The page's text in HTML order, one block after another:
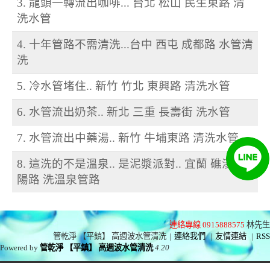
3. 龍頭一轉流出咖啡... 台北 松山 民生東路 清
洗水管
4. 十年管路不需清洗...台中 西屯 成都路 水管清
洗
5. 冷水管堵住.. 新竹 竹北 東興路 清洗水管
6. 水管流出奶茶.. 新北 三重 長壽街 洗水管
7. 水管流出中藥湯.. 新竹 牛埔東路 清洗水管
8. 這洗的不是溫泉.. 是泥漿派對.. 宜蘭 礁溪 德
陽路 洗溫泉管路
連絡專線 0915888575 林先生
管乾淨 【平鎮】 高週波水管清洗 | 連絡我們 | 友情連結 | RSS
Powered by管乾淨 【平鎮】 高週波水管清洗 4.20